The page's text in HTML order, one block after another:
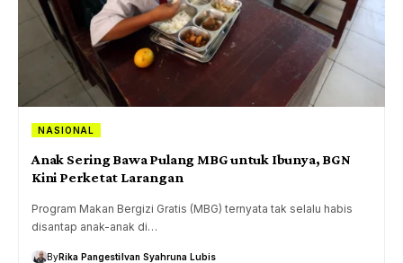
NASIONAL
Anak Sering Bawa Pulang MBG untuk Ibunya, BGN
Kini Perketat Larangan
Program Makan Bergizi Gratis (MBG) ternyata tak selalu habis
disantap anak-anak di…
ByRika PangestiIvan Syahruna Lubis